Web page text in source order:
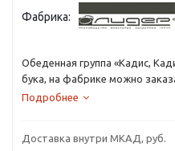
Фабрика:
Обеденная группа «Кадис,
бука, на фабрике можно
вишни, белый с золотой и
Подробнее
Доставка внутри МКАД, руб.